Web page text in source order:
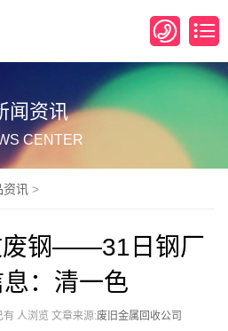
闻资讯
CENTER
资讯 >
废钢——31日钢厂
：清一色
有 人浏览 文章来源:废旧金属回收公司